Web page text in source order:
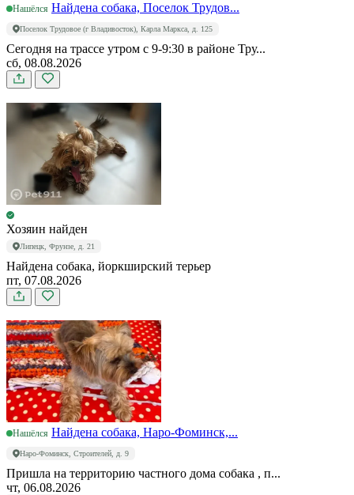
Нашёлся Найдена собака, Поселок Трудов...
Поселок Трудовое (г Владивосток), Карла Маркса, д. 125
Сегодня на трассе утром с 9-9:30 в районе Тру...
сб, 08.08.2026
Хозяин найден
Липецк, Фрунзе, д. 21
Найдена собака, йоркширский терьер
пт, 07.08.2026
Нашёлся Найдена собака, Наро-Фоминск,...
Наро-Фоминск, Строителей, д. 9
Пришла на территорию частного дома собака , п...
чт, 06.08.2026